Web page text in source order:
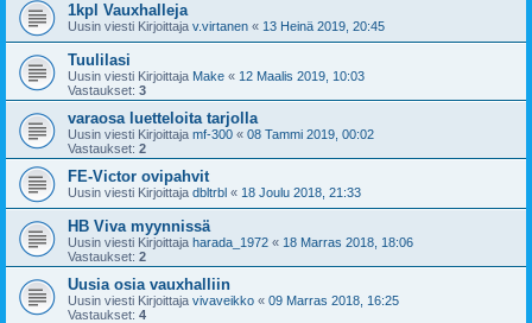
1kpl Vauxhalleja
Uusin viesti Kirjoittaja v.virtanen « 13 Heinä 2019, 20:45
Tuulilasi
Uusin viesti Kirjoittaja Make « 12 Maalis 2019, 10:03
Vastaukset: 3
varaosa luetteloita tarjolla
Uusin viesti Kirjoittaja mf-300 « 08 Tammi 2019, 00:02
Vastaukset: 2
FE-Victor ovipahvit
Uusin viesti Kirjoittaja dbltrbl « 18 Joulu 2018, 21:33
HB Viva myynnissä
Uusin viesti Kirjoittaja harada_1972 « 18 Marras 2018, 18:06
Vastaukset: 2
Uusia osia vauxhalliin
Uusin viesti Kirjoittaja vivaveikko « 09 Marras 2018, 16:25
Vastaukset: 4